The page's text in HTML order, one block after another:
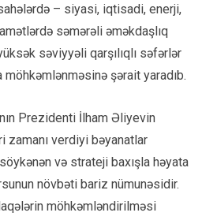
– siyasi, iqtisadi, enerji,
səmərəli əməkdaşlıq
səviyyəli qarşılıqlı səfərlər
şərait yaradıb.
Prezidenti İlham Əliyevin
zamanı verdiyi bəyanatlar
və strateji baxışla həyata
növbəti bariz nümunəsidir.
möhkəmləndirilməsi